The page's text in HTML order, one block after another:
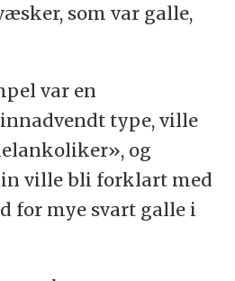
som var galle,
var en
type, ville
og
ville bli forklart med
for mye svart galle i